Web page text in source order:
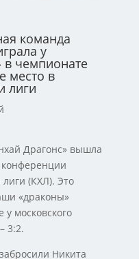
команда
у
в чемпионате
место в
лиги
Драгонс» вышла
(КХЛ). Это
«драконы»
московского
3:2.
Никита